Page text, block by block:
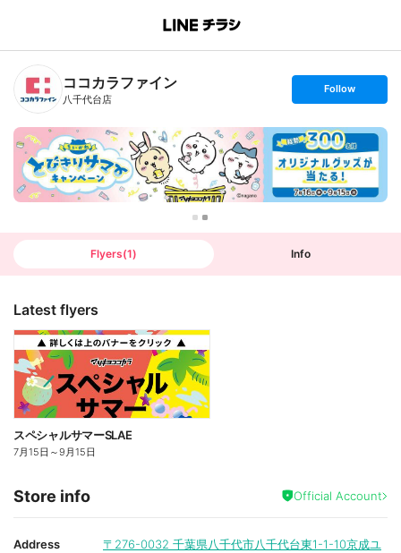
B
n
T
ココカラファイン
八千代台店
s
t
o
l
l
o
w
Follow
Flyers(1) Info
Latest flyers
スペシャルサマーSLAE
7月15日 ～9月15日
Store info Official Account
Address 〒276-0032 千葉県八千代市八千代台東1-1-10京成ユ